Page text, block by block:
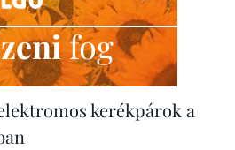
fog
kerékpárok a